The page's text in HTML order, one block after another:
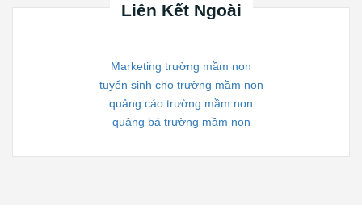
Liên Kết Ngoài
Marketing trường mầm non
tuyển sinh cho trường mầm non
quảng cáo trường mầm non
quảng bá trường mầm non